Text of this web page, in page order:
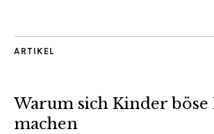
ARTIKEL
Warum sich Kinder
machen